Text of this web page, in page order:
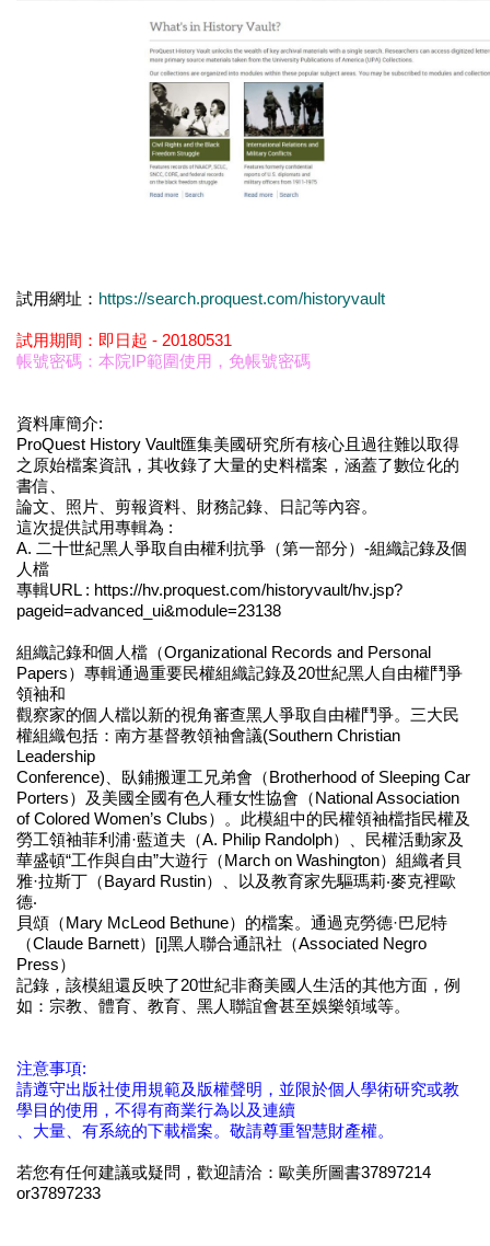
試用網址： https://search.proquest.com/historyvault
試用期間：即日起 - 20180531
帳號密碼：本院IP範圍使用，免帳號密碼
資料庫簡介:
ProQuest History Vault匯集美國研究所有核心且過往難以取得
之原始檔案資訊，其收錄了大量的史料檔案，涵蓋了數位化的
書信、
論文、照片、剪報資料、財務記錄、日記等內容。
這次提供試用專輯為 :
A. 二十世紀黑人爭取自由權利抗爭（第一部分）-組織記錄及個
人檔
專輯URL : https://hv.proquest.com/historyvault/hv.jsp?
pageid=advanced_ui&module=23138
組織記錄和個人檔（Organizational Records and Personal
Papers）專輯通過重要民權組織記錄及20世紀黑人自由權鬥爭
領袖和
觀察家的個人檔以新的視角審查黑人爭取自由權鬥爭。三大民
權組織包括：南方基督教領袖會議(Southern Christian
Leadership
Conference)、臥鋪搬運工兄弟會（Brotherhood of Sleeping Car
Porters）及美國全國有色人種女性協會（National Association
of Colored Women’s Clubs）。此模組中的民權領袖檔指民權及
勞工領袖菲利浦·藍道夫（A. Philip Randolph）、民權活動家及
華盛頓“工作與自由”大遊行（March on Washington）組織者貝
雅·拉斯丁（Bayard Rustin）、以及教育家先驅瑪莉‧麥克裡歐
德‧
貝頌（Mary McLeod Bethune）的檔案。通過克勞德·巴尼特
（Claude Barnett）[i]黑人聯合通訊社（Associated Negro
Press）
記錄，該模組還反映了20世紀非裔美國人生活的其他方面，例
如：宗教、體育、教育、黑人聯誼會甚至娛樂領域等。
注意事項:
請遵守出版社使用規範及版權聲明，並限於個人學術研究或教
學目的使用，不得有商業行為以及連續
、大量、有系統的下載檔案。敬請尊重智慧財產權。
若您有任何建議或疑問，歡迎請洽：歐美所圖書37897214
or37897233